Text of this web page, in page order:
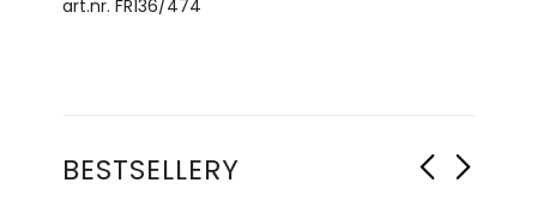
art.nr. FR136/474
BESTSELLERY